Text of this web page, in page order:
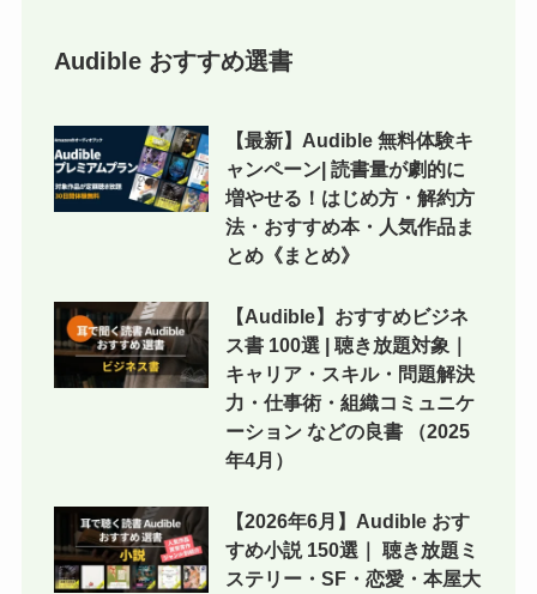
Audible おすすめ選書
【最新】Audible 無料体験キ
ャンペーン| 読書量が劇的に
増やせる！はじめ方・解約方
法・おすすめ本・人気作品ま
とめ《まとめ》
【Audible】おすすめビジネ
ス書 100選 | 聴き放題対象｜
キャリア・スキル・問題解決
力・仕事術・組織コミュニケ
ーション などの良書 （2025
年4月）
【2026年6月】Audible おす
すめ小説 150選｜ 聴き放題ミ
ステリー・SF・恋愛・本屋大